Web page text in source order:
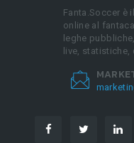
Fanta.Soccer è
online al
leghe
live,